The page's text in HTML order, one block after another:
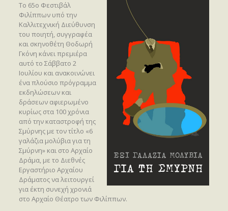
Το 65ο Φεστιβάλ
Φιλίππων υπό την
Καλλιτεχνική Διεύθυνση
του ποιητή, συγγραφέα
και σκηνοθέτη Θοδωρή
Γκόνη κάνει πρεμιέρα
αυτό το Σάββατο 2
Ιουλίου και ανακοινώνει
ένα πλούσιο πρόγραμμα
εκδηλώσεων και
δράσεων αφιερωμένο
κυρίως στα 100 χρόνια
από την καταστροφή της
Σμύρνης με τον τίτλο «6
γαλάζια μολύβια για τη
Σμύρνη» και στο Αρχαίο
Δράμα, με το Διεθνές
Εργαστήριο Αρχαίου
Δράματος να λειτουργεί
για έκτη συνεχή χρονιά
στο Αρχαίο Θέατρο των Φιλίππων.